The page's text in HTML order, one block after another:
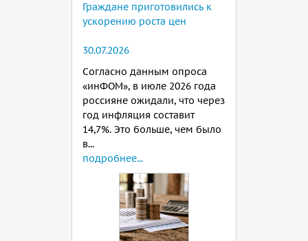
Граждане приготовились к
ускорению роста цен
30.07.2026
Согласно данным опроса
«инФОМ», в июле 2026 года
россияне ожидали, что через
год инфляция составит
14,7%. Это больше, чем было
в...
подробнее...